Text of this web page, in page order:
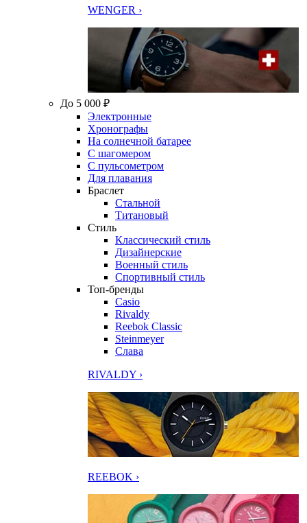
WENGER ›
До 5 000 ₽
Электронные
Хронографы
На солнечной батарее
С шагомером
С пульсометром
Для плавания
Браслет
Стальной
Титановый
Стиль
Классический стиль
Дизайнерские
Военный стиль
Спортивный стиль
Топ-бренды
Casio
Rivaldy
Reebok Classic
Steinmeyer
Слава
RIVALDY ›
REEBOK ›